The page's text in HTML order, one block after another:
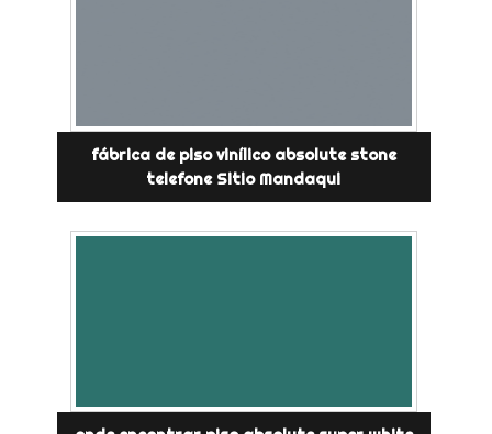
fábrica de piso vinílico absolute stone
telefone Sitio Mandaqui